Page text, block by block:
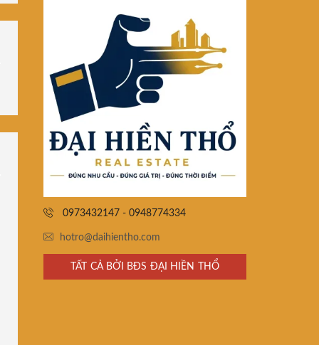
0973432147 - 0948774334
hotro@daihientho.com
TẤT CẢ BỞI BĐS ĐẠI HIỀN THỔ